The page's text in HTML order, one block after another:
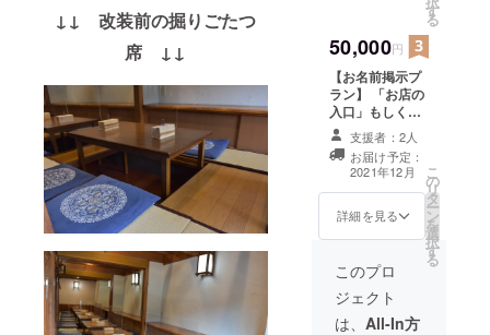
↓↓ 改装前の掘りごたつ
席 ↓↓
お受け取りから
半年間になりま
す。 ※注意事
項：商品券の利
用時には、お釣
りはでません。
また、商品券の
払戻し・換金は
できませんの
だきますようお
願いいたしま
す
る
50,000円
【お名前掲示プ
ラン】 「お店の
入口」もしくは
「店内」に、
『支援者様のお
名前』を掲示さ
せて頂きます。
※御支援金額に応
じて、文字の大
企業名・団体名
など表記のご希
望は備考欄にご
記入ください。
支援者：2人
お届け予定：
2021年12月
詳細を見る
こ
の
リ
タ
ー
ン
を
選
択
す
る
このプロ
ジェクト
は、 All-In方